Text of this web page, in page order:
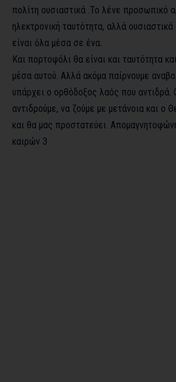
πολίτη ουσιαστικά .Το λένε προσωπικό
ηλεκτρονική ταυτότητα, αλλά
είναι όλα μέσα σε ένα.
Και πορτοφόλι θα είναι και ταυτότητα
μέσα αυτού. Αλλά ακόμα παίρνουμε
υπάρχει ο ορθόδοξος λαός που αντιδρά.
αντιδρούμε, να ζούμε με μετάνοια και ο
και θα μας προστατεύει.
καιρών 3